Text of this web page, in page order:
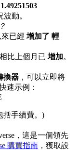
動。
來已經 增加了 輕
比上個月已 增加。
換器 ，可以立即將
速示例：
括手續費。)
，這是一個領先
購買指南 ，獲取設